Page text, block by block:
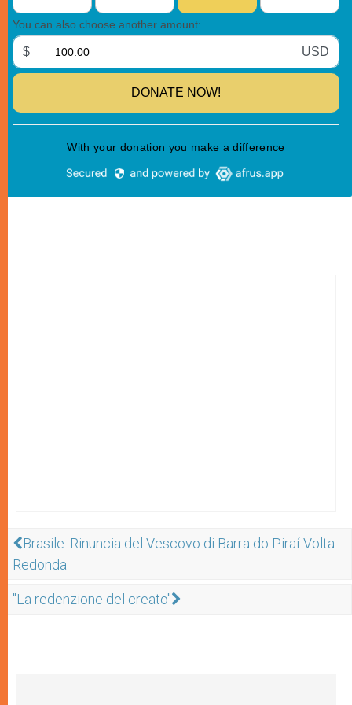
Brasile: Rinuncia del Vescovo di Barra do Piraí-Volta
Redonda
"La redenzione del creato"